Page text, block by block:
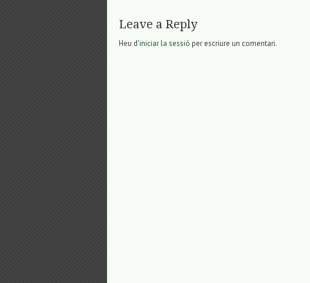
Leave a Reply
Heu d'iniciar la sessió per escriure un comentari.